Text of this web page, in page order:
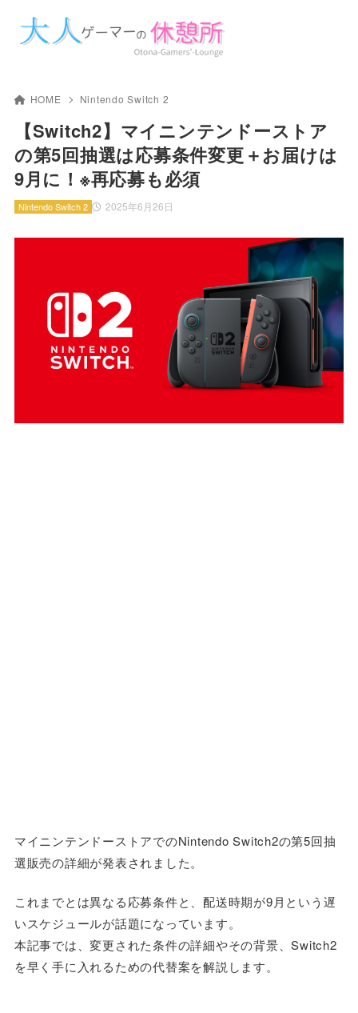
HOME Nintendo Switch 2
【Switch2】マイニンテンドーストア
の第5回抽選は応募条件変更＋お届けは
9月に！※再応募も必須
2025年6月26日
Nintendo Switch 2
マイニンテンドーストアでのNintendo Switch2の第5回抽
選販売の詳細が発表されました。
これまでとは異なる応募条件と、配送時期が9月という遅
いスケジュールが話題になっています。
本記事では、変更された条件の詳細やその背景、Switch2
を早く手に入れるための代替案を解説します。